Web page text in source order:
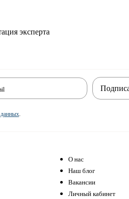
эксперта
.
О нас
Наш блог
Вакансии
Личный кабинет